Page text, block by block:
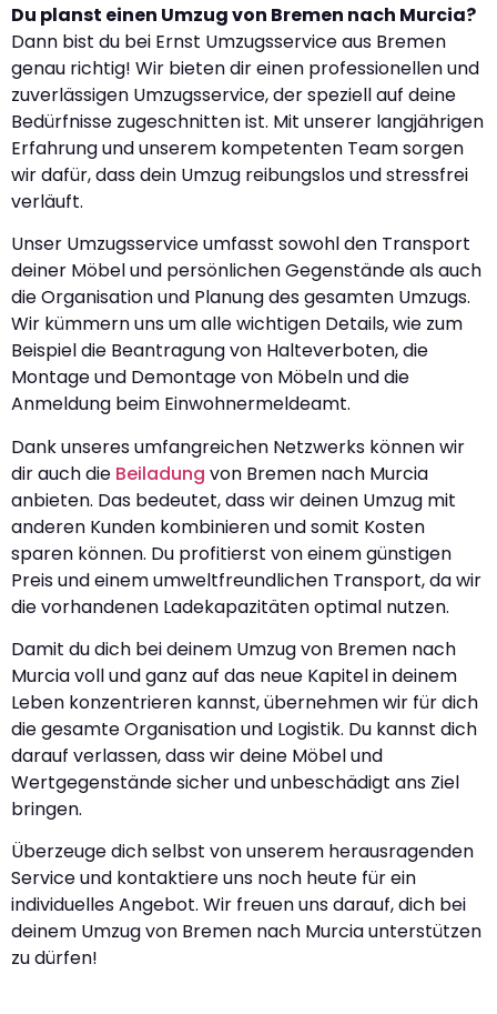
Du planst einen Umzug von Bremen nach Murcia?
Dann bist du bei Ernst Umzugsservice aus Bremen
genau richtig! Wir bieten dir einen professionellen und
zuverlässigen Umzugsservice, der speziell auf deine
Bedürfnisse zugeschnitten ist. Mit unserer langjährigen
Erfahrung und unserem kompetenten Team sorgen
wir dafür, dass dein Umzug reibungslos und stressfrei
verläuft.
Unser Umzugsservice umfasst sowohl den Transport
deiner Möbel und persönlichen Gegenstände als auch
die Organisation und Planung des gesamten Umzugs.
Wir kümmern uns um alle wichtigen Details, wie zum
Beispiel die Beantragung von Halteverboten, die
Montage und Demontage von Möbeln und die
Anmeldung beim Einwohnermeldeamt.
Dank unseres umfangreichen Netzwerks können wir
dir auch die Beiladung von Bremen nach Murcia
anbieten. Das bedeutet, dass wir deinen Umzug mit
anderen Kunden kombinieren und somit Kosten
sparen können. Du profitierst von einem günstigen
Preis und einem umweltfreundlichen Transport, da wir
die vorhandenen Ladekapazitäten optimal nutzen.
Damit du dich bei deinem Umzug von Bremen nach
Murcia voll und ganz auf das neue Kapitel in deinem
Leben konzentrieren kannst, übernehmen wir für dich
die gesamte Organisation und Logistik. Du kannst dich
darauf verlassen, dass wir deine Möbel und
Wertgegenstände sicher und unbeschädigt ans Ziel
bringen.
Überzeuge dich selbst von unserem herausragenden
Service und kontaktiere uns noch heute für ein
individuelles Angebot. Wir freuen uns darauf, dich bei
deinem Umzug von Bremen nach Murcia unterstützen
zu dürfen!